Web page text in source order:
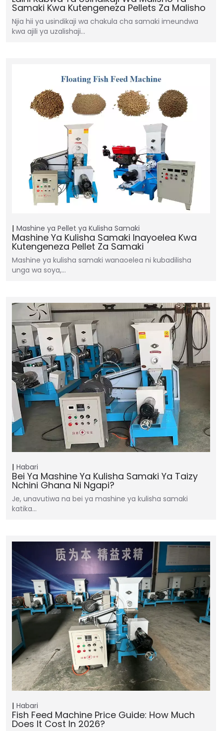
Samaki Kwa Kutengeneza Pellets Za Malisho
Njia hii ya usindikaji wa chakula cha samaki imeundwa
kwa ajili ya uzalishaji…
Mashine ya Pellet ya Kulisha Samaki
Mashine Ya Kulisha Samaki Inayoelea Kwa
Kutengeneza Pellet Za Samaki
Mashine ya kulisha samaki wanaoelea ni kubadilisha
unga wa soya,…
Habari
Bei Ya Mashine Ya Kulisha Samaki Ya Taizy
Nchini Ghana Ni Ngapi?
Je, unavutiwa na bei ya mashine ya kulisha samaki
katika...
Habari
Fish Feed Machine Price Guide: How Much
Does It Cost In 2026?